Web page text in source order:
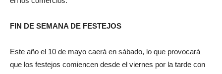
FIN DE SEMANA DE FESTEJOS
Este año el 10 de mayo caerá en sábado, lo que provocará
que los festejos comiencen desde el viernes por la tarde con